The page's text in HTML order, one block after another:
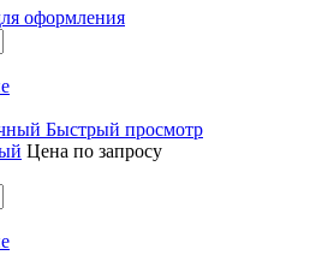
оформления
Быстрый просмотр
Цена по запросу